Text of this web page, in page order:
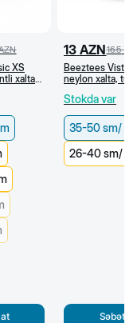
XS
xalta
13 AZN16.5
Beeztees Vista
neylon xalta,
Stokda var
35-50 sm/
26-40 sm/
Səbətə